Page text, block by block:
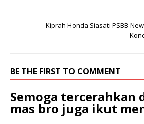
Kiprah Honda Siasati PSBB-
BE THE FIRST TO COMMENT
Semoga tercerahkan
mas bro juga ikut